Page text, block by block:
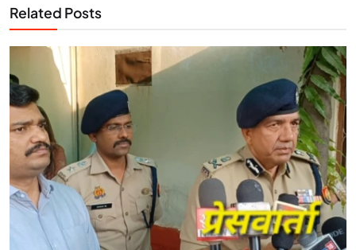
Related Posts